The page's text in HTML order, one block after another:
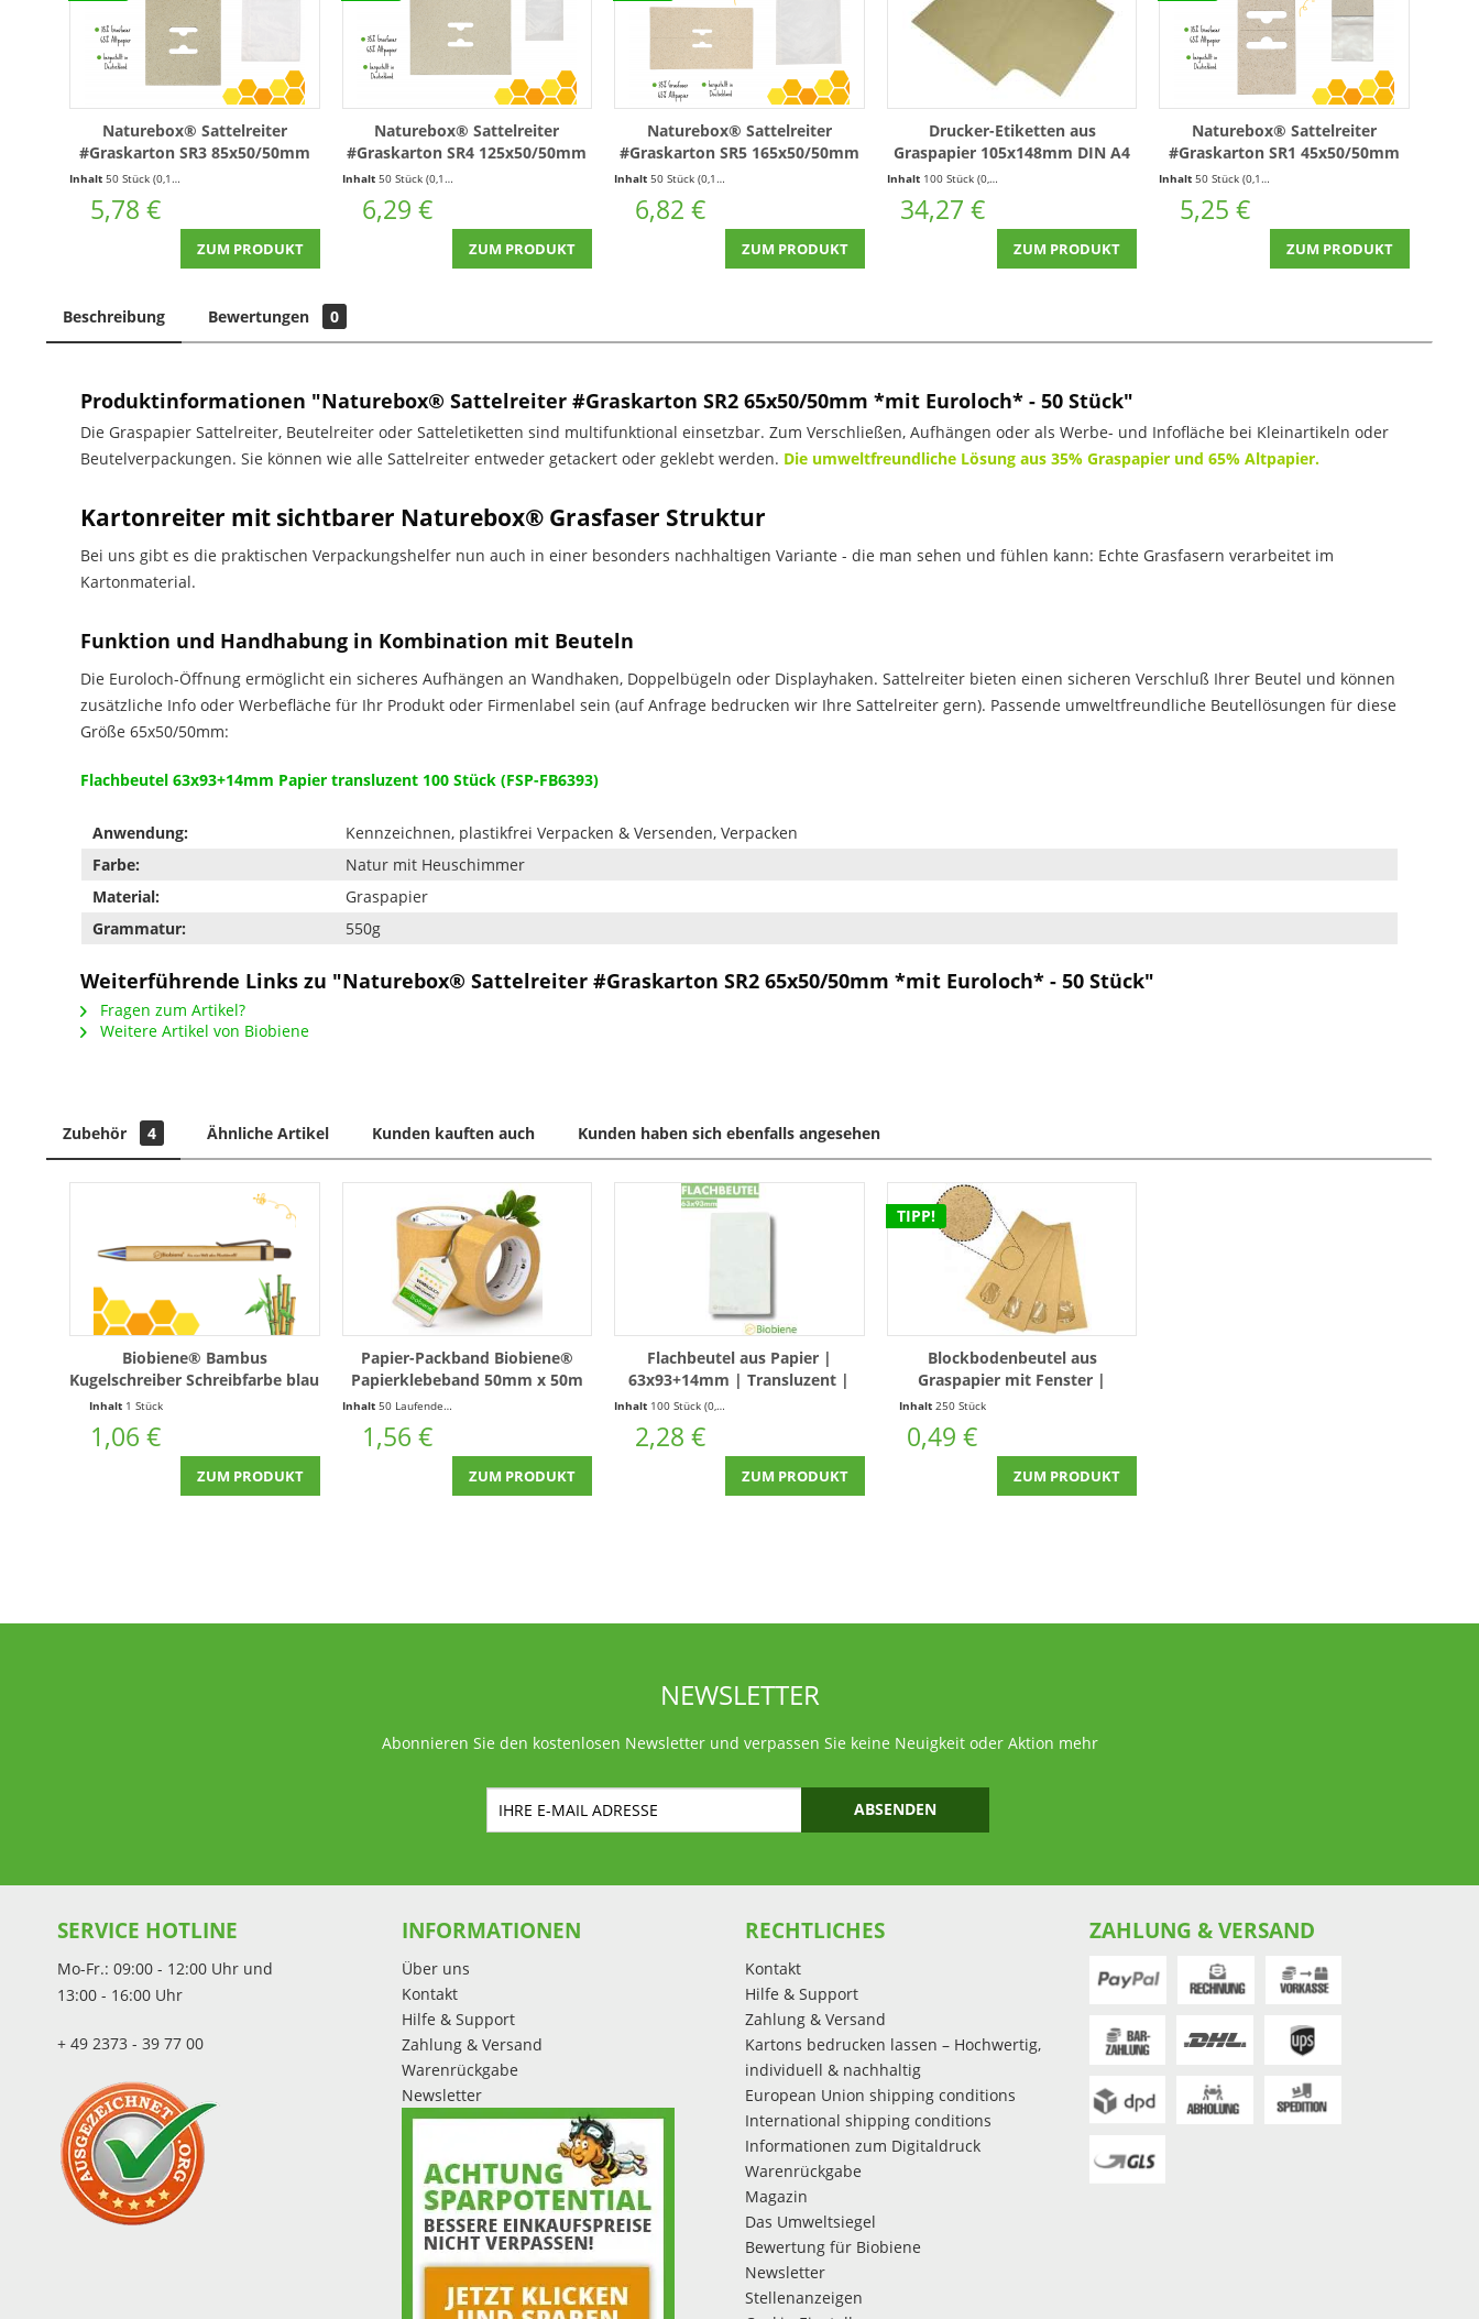
Naturebox® Sattelreiter
#Graskarton SR3 85x50/50mm
*mit Euroloch* - 50 Stück
Inhalt 50 Stück (0,12 € * / 1 Stück)
5,78 €
ZUM PRODUKT
Naturebox® Sattelreiter
#Graskarton SR4 125x50/50mm
*mit Euroloch* - 50 Stück
Inhalt 50 Stück (0,13 € * / 1 Stück)
6,29 €
ZUM PRODUKT
Naturebox® Sattelreiter
#Graskarton SR5 165x50/50mm
*mit Euroloch* - 50 Stück
Inhalt 50 Stück(0,14 € * / 1 Stück)
6,82 €
ZUM PRODUKT
Drucker-Etiketten aus
Graspapier 105x148mm DIN A4
Druckeretiketten (100 Blatt =
400 Stück)
Inhalt 100 Stück (0,34 € * / 1 Stück)
34,27 €
ZUM PRODUKT
Naturebox® Sattelreiter
#Graskarton SR1 45x50/50mm
*mit Euroloch* - 50 Stück
Inhalt 50 Stück(0,11 € * / 1 Stück)
5,25 €
ZUM PRODUKT
Beschreibung Bewertungen 0
Produktinformationen "Naturebox® Sattelreiter #Graskarton SR2 65x50/50mm *mit Euroloch* - 50 Stück"
Die Graspapier Sattelreiter, Beutelreiter oder Satteletiketten sind multifunktional einsetzbar. Zum Verschließen, Aufhängen oder als Werbe- und Infofläche bei Kleinartikeln oder
Beutelverpackungen. Sie können wie alle Sattelreiter entweder getackert oder geklebt werden. Die umweltfreundliche Lösung aus 35% Graspapier und 65% Altpapier.
Kartonreiter mit sichtbarer Naturebox® Grasfaser Struktur
Bei uns gibt es die praktischen Verpackungshelfer nun auch in einer besonders nachhaltigen Variante - die man sehen und fühlen kann: Echte Grasfasern verarbeitet im
Kartonmaterial.
Funktion und Handhabung in Kombination mit Beuteln
Die Euroloch-Öffnung ermöglicht ein sicheres Aufhängen an Wandhaken, Doppelbügeln oder Displayhaken. Sattelreiter bieten einen sicheren Verschluß Ihrer Beutel und können
zusätzliche Info oder Werbefläche für Ihr Produkt oder Firmenlabel sein (auf Anfrage bedrucken wir Ihre Sattelreiter gern). Passende umweltfreundliche Beutellösungen für diese
Größe 65x50/50mm:
Flachbeutel 63x93+14mm Papier transluzent 100 Stück (FSP-FB6393)
Anwendung:
Kennzeichnen, plastikfrei Verpacken & Versenden, Verpacken
Farbe:
Natur mit Heuschimmer
Material:
Graspapier
Grammatur:
550g
Weiterführende Links zu "Naturebox® Sattelreiter #Graskarton SR2 65x50/50mm *mit Euroloch* - 50 Stück"
Fragen zum Artikel?
Weitere Artikel von Biobiene
Zubehör 4 Ähnliche Artikel Kunden kauften auch Kunden haben sich ebenfalls angesehen
Biobiene® Bambus
Kugelschreiber Schreibfarbe blau
Inhalt 1 Stück
1,06 €
ZUM PRODUKT
Papier-Packband Biobiene®
Papierklebeband 50mm x 50m
Inhalt 50 Laufende(r) Meter (0,03 € * / 1 Laufende(r) Meter)
1,56 €
ZUM PRODUKT
Flachbeutel aus Papier |
63x93+14mm | Transluzent |
100 Stück
Inhalt 100 Stück(0,02 € * / 1 Stück)
2,28 €
ZUM PRODUKT
TIPP!
Blockbodenbeutel aus
Graspapier mit Fenster |
105x65x290mm
Inhalt250 Stück
0,49 €
ZUM PRODUKT
NEWSLETTER
Abonnieren Sie den kostenlosen Newsletter und verpassen Sie keine Neuigkeit oder Aktion mehr
ABSENDEN
SERVICE HOTLINE
Mo-Fr.: 09:00 - 12:00 Uhr und
13:00 - 16:00 Uhr
+ 49 2373 - 39 77 00
INFORMATIONEN
Über uns
Kontakt
Hilfe & Support
Zahlung & Versand
Warenrückgabe
Newsletter
RECHTLICHES
Kontakt
Hilfe & Support
Zahlung & Versand
Kartons bedrucken lassen – Hochwertig,
individuell & nachhaltig
European Union shipping conditions
International shipping conditions
Informationen zum Digitaldruck
Warenrückgabe
Magazin
Das Umweltsiegel
Bewertung für Biobiene
Newsletter
Stellenanzeigen
ZAHLUNG & VERSAND